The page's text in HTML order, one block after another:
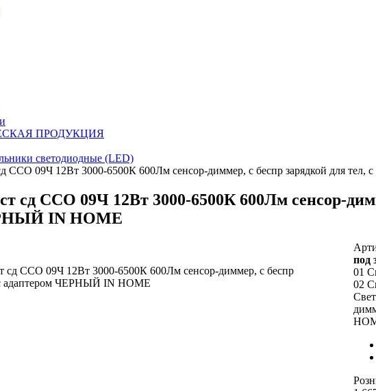
ПРОДУКЦИЯ
светодиодные (LED)
ССО 09Ч 12Вт 3000-6500К 600Лм сенсор-диммер, с беспр зарядкой для
сд ССО 09Ч 12Вт 3000-6500К 600Лм сенсор-
IN HOME
под
01
02